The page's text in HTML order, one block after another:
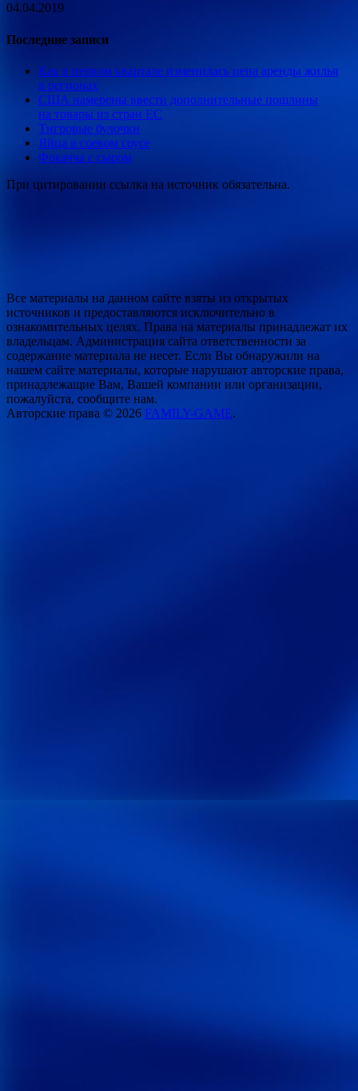
04.04.2019
Последние записи
Как в первом квартале изменилась цена аренды жилья
в регионах
США намерены ввести дополнительные пошлины
на товары из стран ЕС
Тигровые булочки
Яйца в соевом соусе
Фокачча с сыром
При цитировании ссылка на источник обязательна.
Все материалы на данном сайте взяты из открытых
источников и предоставляются исключительно в
ознакомительных целях. Права на материалы принадлежат их
владельцам. Администрация сайта ответственности за
содержание материала не несет. Если Вы обнаружили на
нашем сайте материалы, которые нарушают авторские права,
принадлежащие Вам, Вашей компании или организации,
пожалуйста, сообщите нам.
Авторские права © 2026 FAMILY-GAME.